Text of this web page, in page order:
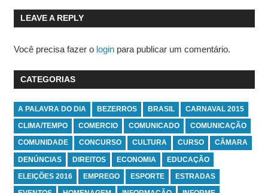
LEAVE A REPLY
Você precisa fazer o loginpara publicar um comentário.
CATEGORIAS
A PALAVRA DO DIA BEZERROS BRASIL CARNAVAL 2015
CLIMA/TEMPO COMERCIO COMUNICADO COMUNICAÇÃO
COMUNIDADE CONCURSO CULTURA CURSO CÂMARA
DENÚNCIAS DIREITOS ECONOMIA EDUCAÇÃO
ELEIÇÕES 2016 EMPREGO ESPORTE ESTRADAS